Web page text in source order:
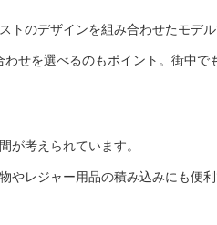
トのデザインを組み合わせたモデル
せを選べるのもポイント。街中で
が考えられています。
やレジャー用品の積み込みにも便